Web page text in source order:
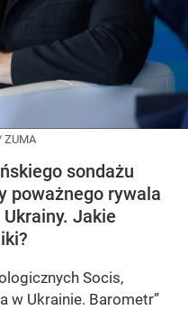
ZUMA
sondażu
poważnego rywala
Jakie
Socis,
w Ukrainie. Barometr”